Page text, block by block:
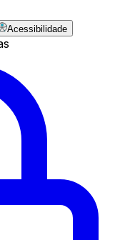
Acessibilidade